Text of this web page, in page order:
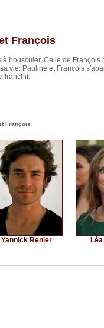
François
bousculer. Celle de
vie. Pauline et François
François
Yannick Renier